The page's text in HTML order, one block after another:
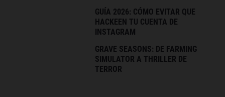
GUÍA 2026: CÓMO EVITAR QUE
HACKEEN TU CUENTA DE
INSTAGRAM
GRAVE SEASONS: DE FARMING
SIMULATOR A THRILLER DE
TERROR